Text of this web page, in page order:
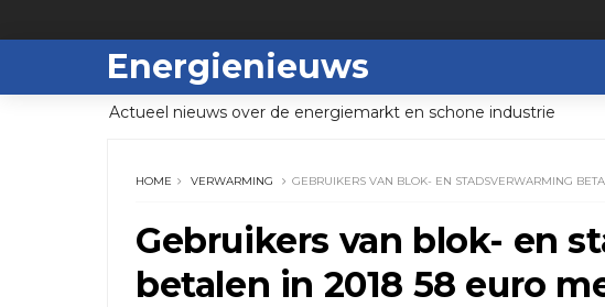
Energienieuws
Actueel nieuws over de energiemarkt en schone industrie
HOME VERWARMING GEBRUIKERS VAN BLOK- EN STADSVERWARMING
Gebruikers van blok- en
betalen in 2018 58 euro